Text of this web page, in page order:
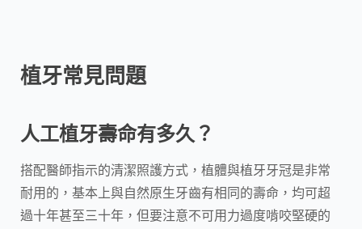
植牙常見問題
人工植牙壽命有多久？
搭配醫師指示的清潔照護方式，植體與植牙牙冠是非常
耐用的，基本上與自然原生牙齒有相同的壽命，均可超
過十年甚至三十年，但要注意不可用力過度啃咬堅硬的